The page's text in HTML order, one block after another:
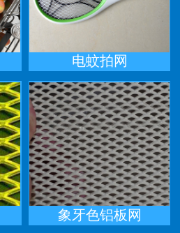
电蚊拍网
象牙色铝板网